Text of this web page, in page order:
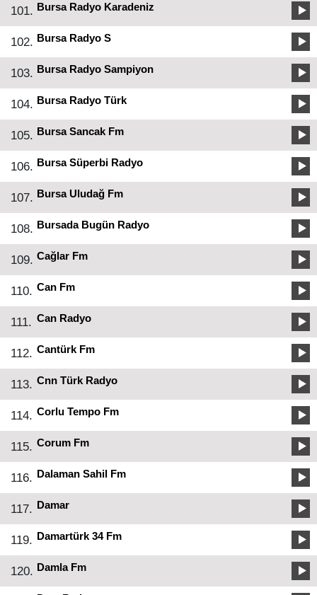
101. Bursa Radyo Karadeniz
102. Bursa Radyo S
103. Bursa Radyo Sampiyon
104. Bursa Radyo Türk
105. Bursa Sancak Fm
106. Bursa Süperbi Radyo
107. Bursa Uludağ Fm
108. Bursada Bugün Radyo
109. Cağlar Fm
110. Can Fm
111. Can Radyo
112. Cantürk Fm
113. Cnn Türk Radyo
114. Corlu Tempo Fm
115. Corum Fm
116. Dalaman Sahil Fm
117. Damar
119. Damartürk 34 Fm
120. Damla Fm